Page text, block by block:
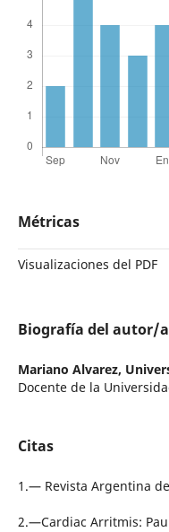
Métricas
Visualizaciones del PDF
Biografía del autor/a
Mariano Alvarez,
Docente de la
Citas
1.— Revista Argentina
2.—Cardiac Arritmis: